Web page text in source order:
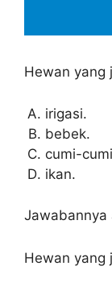
Hewan yang
irigasi.
bebek.
cumi-
ikan.
Jawabannya
Hewan yang